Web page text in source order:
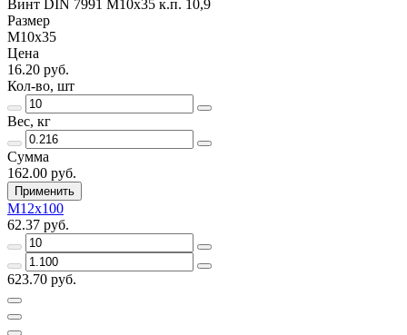
Винт DIN 7991 M10x35 к.п. 10,9
Размер
M10х35
Цена
16.20 руб.
Кол-во, шт
Вес, кг
Сумма
162.00 руб.
Применить
M12x100
62.37 руб.
623.70 руб.